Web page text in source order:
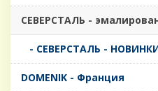
CЕВЕРСТАЛЬ -
- CЕВЕРСТАЛЬ -
DOMENIK - Франция